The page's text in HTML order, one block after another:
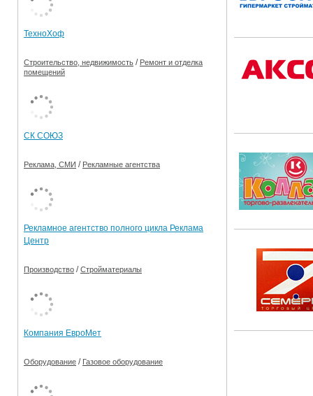
Электронные транспортные карты
ТехноХоф
Строительство, недвижимость / Ремонт и отделка
помещений
СК СОЮЗ
Реклама, СМИ / Рекламные агентства
Рекламное агентство полного цикла Реклама
Центр
Производство /Стройматериалы
Компания ЕвроМет
Оборудование / Газовое оборудование